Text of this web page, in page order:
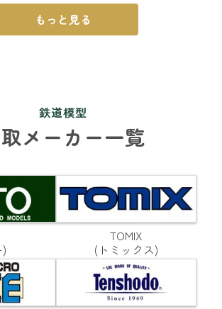
もっと見る
鉄道模型
メーカー一覧
TOMIX
(トミックス)